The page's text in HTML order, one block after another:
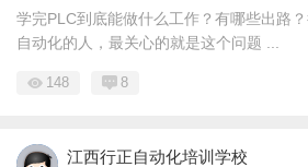
学完PLC到底能做什么工作？有哪些出路
自动化的人，最关心的就是这个问题 ...
148 8
江西行正自动化培训学校